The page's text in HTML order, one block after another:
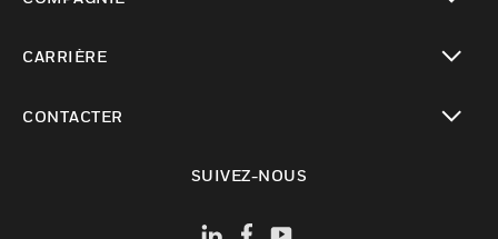
CARRIÈRE
CONTACTER
SUIVEZ-NOUS